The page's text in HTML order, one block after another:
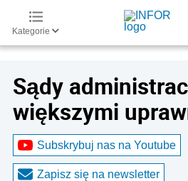
Kategorie
Sądy
większymi
Subskrybuj nas na Youtube
Zapisz się na newsletter